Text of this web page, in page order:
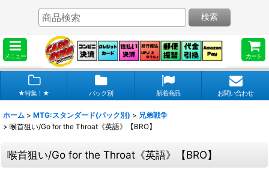
メニュー カート
検索
★特集！★ パック別 新着商品 お問い合わせ
ホーム > MTG:スタンダード(パック別) > 兄弟戦争
> 喉首狙い/Go for the Throat《英語》【BRO】
喉首狙い/Go for the Throat《英語》【BRO】